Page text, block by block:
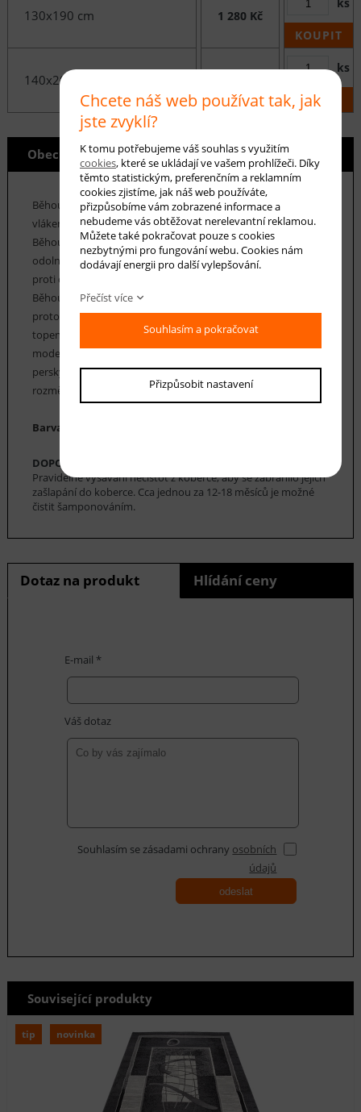
130x190 cm 1 280 Kč
KOUPIT
140x200 cm
ks
KOUPIT
Obecné info
Běhouny Chappe je kolekce koberců z polypropylenových
vláken o výšce vlasu 9 mm a hmotnosti cca 1350 g/m2.
Běhouny Chappe se vyznačují především velmi vysokou
odolností proti opotřebení vláken, která jsou pružná a odolná
proti deformaci. Údržba běhounů Chappe je velice snadná.
Běhouny Chappe mají vysoký koeficient tepelné vodivosti, a
proto mohou být použity v místnostech i s podlahovým
topením. Kolekce běhounů Chappe nabízí řadu klasických i
moderních vzorů, včetně geometrických, floristických a
perských. Běhouny Chappe nabízíme v nejrůznějších
rozměrech.
Barva koberce: šedá, černá, bílá
DOPORUČENÁ ÚDRŽBA:
Pravidelné vysávání nečistot z koberce, aby se zabránilo jejich
zašlapání do koberce. Cca jednou za 12-18 měsíců je možné
čistit šamponováním.
Dotaz na produkt Hlídání ceny
E-mail *
Váš dotaz
Souhlasím se zásadami ochrany osobních
údajů
odeslat
Související produkty
tip novinka
Chcete náš web používat tak, jak
jste zvyklí?
K tomu potřebujeme váš souhlas s využitím
cookies, které se ukládají ve vašem prohlížeči. Díky
těmto statistickým, preferenčním a reklamním
cookies zjistíme, jak náš web používáte,
přizpůsobíme vám zobrazené informace a
nebudeme vás obtěžovat nerelevantní reklamou.
Můžete také pokračovat pouze s cookies
nezbytnými pro fungování webu. Cookies nám
dodávají energii pro další vylepšování.
Přečíst více
Souhlasím a pokračovat
Přizpůsobit nastavení